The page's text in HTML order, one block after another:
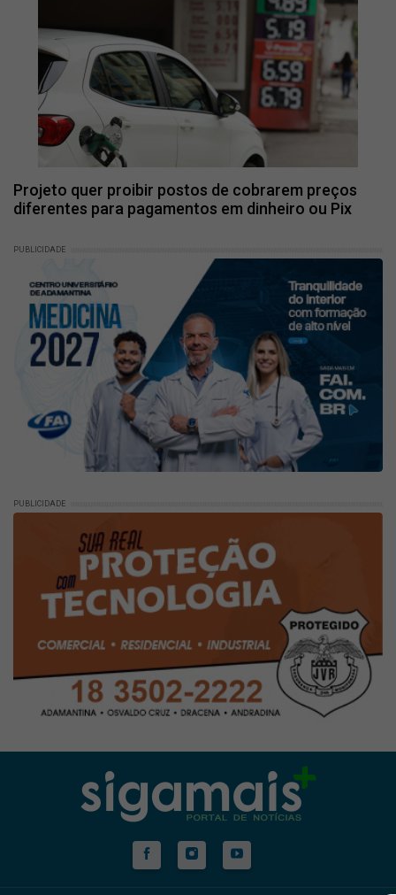
Projeto quer proibir postos de cobrarem preços
diferentes para pagamentos em dinheiro ou Pix
PUBLICIDADE
PUBLICIDADE